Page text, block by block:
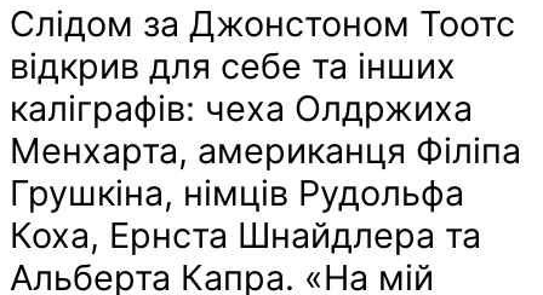
Слідом за Джонстоном Тоотс
відкрив для себе та інших
каліграфів: чеха Олдржиха
Менхарта, американця Філіпа
Грушкіна, німців Рудольфа
Коха, Ернста Шнайдлера та
Альберта Капра. «На мій